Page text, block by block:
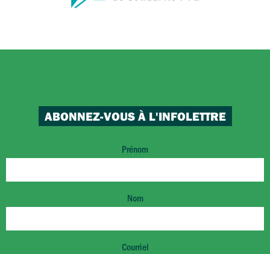
ABONNEZ-VOUS À L'INFOLETTRE
Prénom
Nom
Courriel